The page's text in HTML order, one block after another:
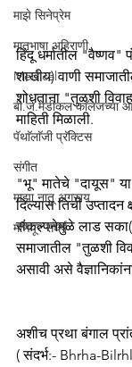
माझे सिनेप्रेम
मातृभाषा अहिराणी
Medical
बी.जे.मेडीकल काॅलेजच्या
पॅथाॅलाॅजी प्रॅक्टिस
संगीत
माझा नातू अगस्त्य
मणिपूर संघर्ष
हिंदू धर्मातील
शाखीय) वाणी
शोधताना "तुळशी
माहिती मिळाली.
"भू" मातेचे "दायूस" या
दिल्यास तिची
संकल्पनेमुळे लाड
समाजातील "तुळशी
असावी असे
अशीच प्रथा बंगाल
( संदर्भ:- Bhrha-